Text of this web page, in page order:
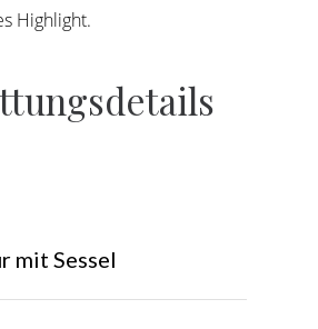
Highlight.
mit Sessel